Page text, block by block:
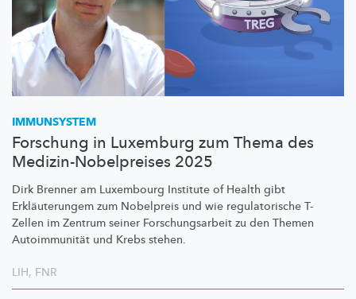
IMMUNSYSTEM
Forschung in Luxemburg zum Thema des
Medizin-Nobelpreises 2025
Dirk Brenner am Luxembourg Institute of Health gibt
Erkläuterungem zum Nobelpreis und wie regulatorische T-
Zellen im Zentrum seiner Forschungsarbeit zu den Themen
Autoimmunität und Krebs stehen.
LIH, FNR